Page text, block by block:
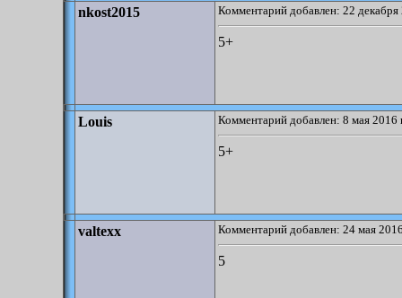
nkost2015 Комментарий добавлен: 22
5+
Louis Комментарий добавлен: 8 мая 2016
5+
valtexx Комментарий добавлен: 24 мая
5